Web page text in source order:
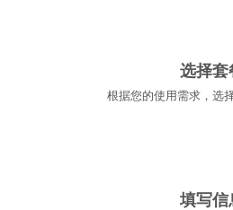
选择套
根据您的使用需求，选
填写信